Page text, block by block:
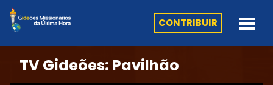
CONTRIBUIR
TV Gideões: Pavilhão